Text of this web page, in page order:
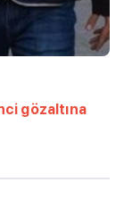
gözaltına